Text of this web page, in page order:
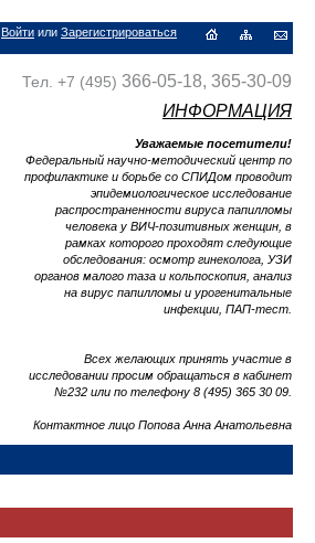
Войти или Зарегистрироваться
Тел. +7 (495) 366-05-18, 365-30-09
ИНФОРМАЦИЯ
Уважаемые посетители!
Федеральный научно-методический центр по
профилактике и борьбе со СПИДом проводит
эпидемиологическое исследование
распространенности вируса папилломы
человека у ВИЧ-позитивных женщин, в
рамках которого проходят следующие
обследования: осмотр гинеколога, УЗИ
органов малого таза и кольпоскопия, анализ
на вирус папилломы и урогенитальные
инфекции, ПАП-тест.
Всех желающих принять участие в
исследовании просим обращаться в кабинет
№232 или по телефону 8 (495) 365 30 09.
Контактное лицо Попова Анна Анатольевна